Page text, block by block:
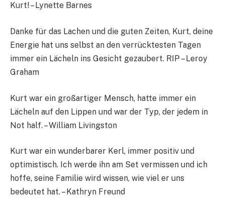
Kurt! – Lynette Barnes
Danke für das Lachen und die guten Zeiten, Kurt, deine
Energie hat uns selbst an den verrücktesten Tagen
immer ein Lächeln ins Gesicht gezaubert. RIP – Leroy
Graham
Kurt war ein großartiger Mensch, hatte immer ein
Lächeln auf den Lippen und war der Typ, der jedem in
Not half. – William Livingston
Kurt war ein wunderbarer Kerl, immer positiv und
optimistisch. Ich werde ihn am Set vermissen und ich
hoffe, seine Familie wird wissen, wie viel er uns
bedeutet hat. – Kathryn Freund